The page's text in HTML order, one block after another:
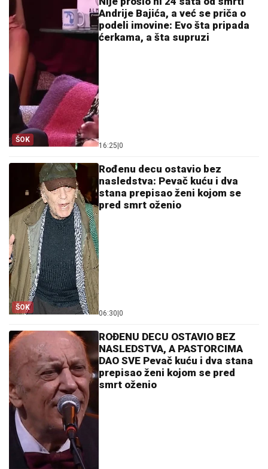
ŠOK
Andrije Bajića, a već se priča o
podeli imovine: Evo šta pripada
ćerkama, a šta supruzi
16:25|0
ŠOK
Rođenu decu ostavio bez
nasledstva: Pevač kuću i dva
stana prepisao ženi kojom se
pred smrt oženio
06:30|0
ROĐENU DECU OSTAVIO BEZ
NASLEDSTVA, A PASTORCIMA
DAO SVE Pevač kuću i dva stana
prepisao ženi kojom se pred
smrt oženio